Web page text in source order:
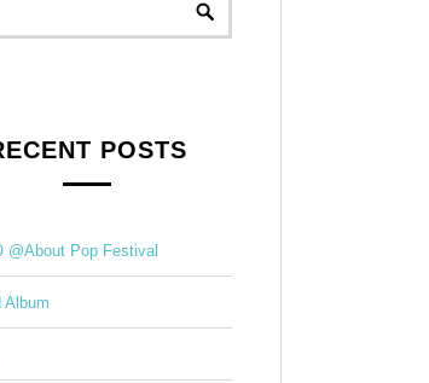
POSTS
@About Pop Festival
Album